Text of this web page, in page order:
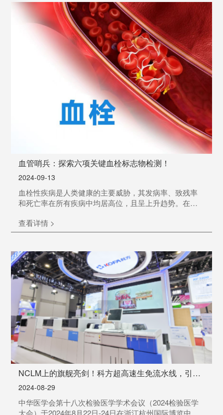
面积，成为了免疫分析领域的新标杆。科方生物致力于
通过技术创新推动医疗诊断行业的快速发展，该设备不
仅在性能...
血管哨兵：探索六项关键血栓标志物检测！
2024-09-13
血栓性疾病是人类健康的主要威胁，其发病率、致残率
和死亡率在所有疾病中均居高位，且呈上升趋势。在存
与抗凝血机制的失衡可导致血栓形成，进而引发血栓性
疾病。01 血栓性疾病的严峻现状约70%的血栓性疾病为
（DVT）和肺动脉栓塞（PE），DVT血栓脱落后进入肺
循环阻断肺循环的主干或分支，即有可能导致患者猝
死！然...
查看详情 >
NCLM上的旗舰亮剑！科方超高速生免流水线，引领
2024-08-29
中华医学会第十八次检验医学学术会议（2024检验医学